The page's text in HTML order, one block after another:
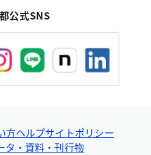
公式SNS
方ヘルプサイトポリシー
タ・資料・刊行物